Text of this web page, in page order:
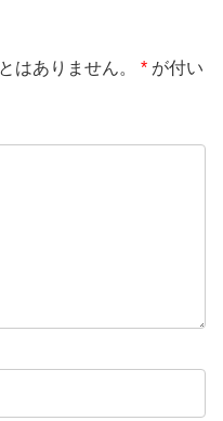
はありません。 * が付い